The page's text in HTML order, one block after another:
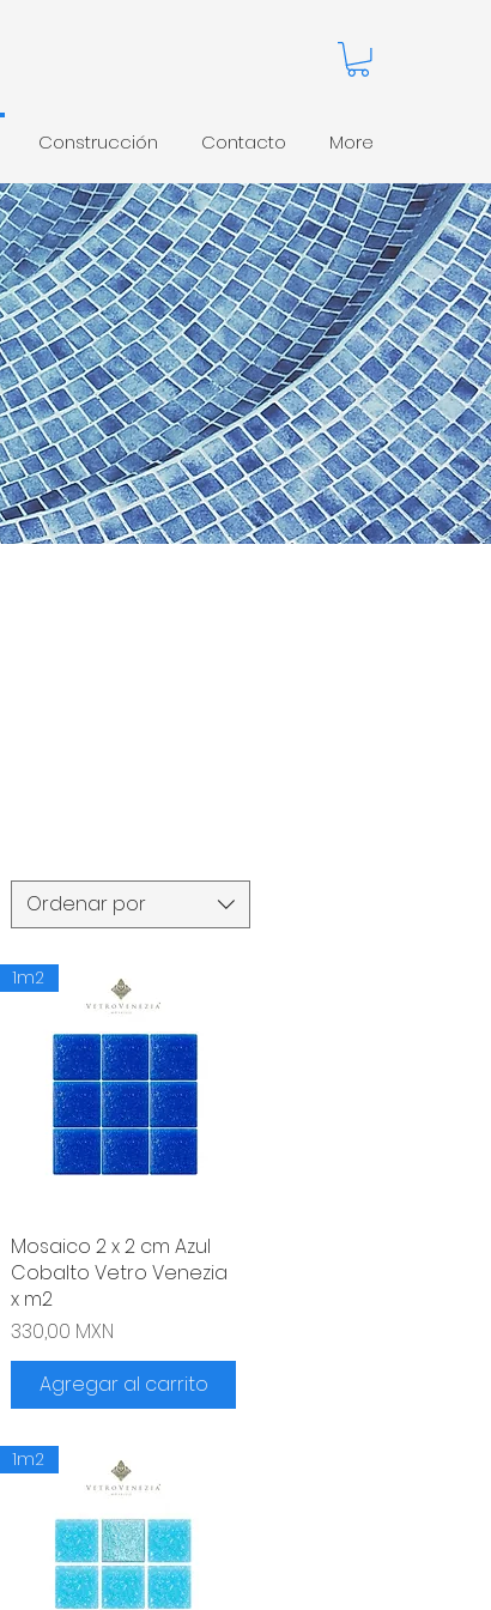
Construcción Contacto More
Ordenar por
Vista rápida
1m2
Mosaico 2 x 2 cm Azul
Cobalto Vetro Venezia
x m2
Precio
330,00 MXN
Agregar al carrito
1m2